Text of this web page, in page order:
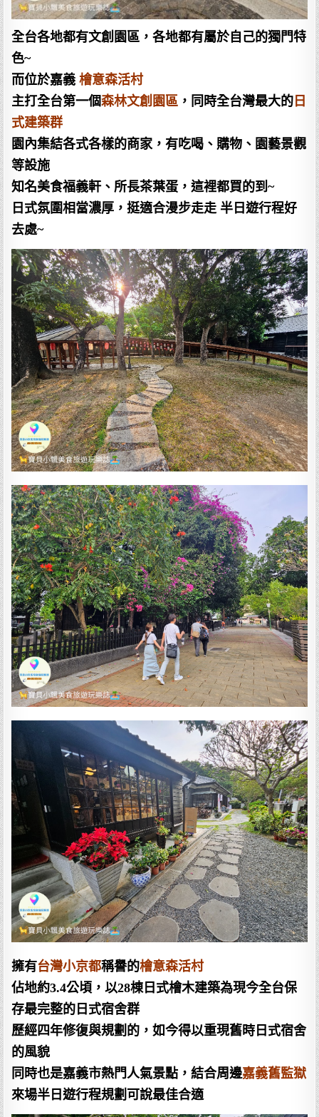
全台各地都有文創園區，各地都有屬於自己的獨門特
色~
而位於嘉義檜意森活村
主打全台第一個森林文創園區 ，同時全台灣最大的 日
式建築群
園內集結各式各樣的商家，有吃喝、購物、園藝景觀
等設施
知名美食福義軒、所長茶葉蛋，這裡都買的到~
日式氛圍相當濃厚，挺適合漫步走走 半日遊行程好
去處~
擁有台灣小京都稱譽的檜意森活村
佔地約3.4公頃，以28棟日式檜木建築為現今全台保
存最完整的日式宿舍群
歷經四年修復與規劃的，如今得以重現舊時日式宿舍
的風貌
同時也是嘉義市熱門人氣景點，結合周邊嘉義舊監獄
來場半日遊行程規劃可說最佳合適